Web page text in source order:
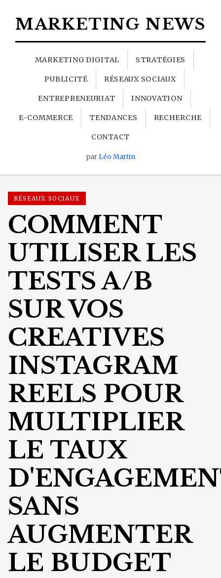
MARKETING NEWS
MARKETING DIGITAL STRATÉGIES
PUBLICITÉ RÉSEAUX SOCIAUX
ENTREPRENEURIAT INNOVATION
E-COMMERCE TENDANCES RECHERCHE
CONTACT
par Léo Martin
RÉSEAUX SOCIAUX
COMMENT
UTILISER LES
TESTS A/B
SUR VOS
CREATIVES
INSTAGRAM
REELS POUR
MULTIPLIER
LE TAUX
SANS
AUGMENTER
LE BUDGET